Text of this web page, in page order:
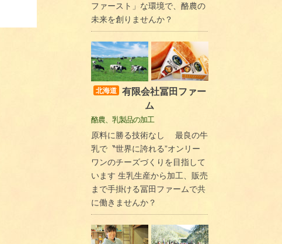
ファースト」な環境で、酪農の
未来を創りませんか？
北海道
有限会社冨田ファー
ム
酪農、乳製品の加工
原料に勝る技術なし 最良の牛
乳で〝世界に誇れる”オンリー
ワンのチーズづくりを目指して
います 生乳生産から加工、販売
まで手掛ける冨田ファームで共
に働きませんか？